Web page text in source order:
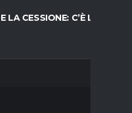
CESSIONE: C’È L’AL-